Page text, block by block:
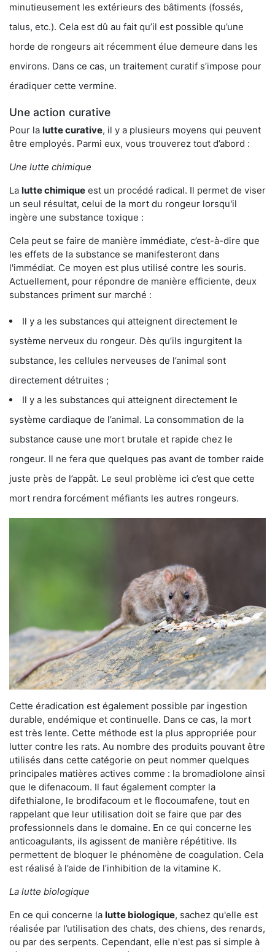
minutieusement les extérieurs des bâtiments (fossés,
talus, etc.). Cela est dû au fait qu’il est possible qu’une
horde de rongeurs ait récemment élue demeure dans les
environs. Dans ce cas, un traitement curatif s’impose pour
éradiquer cette vermine.
Une action curative
Pour la lutte curative, il y a plusieurs moyens qui peuvent
être employés. Parmi eux, vous trouverez tout d’abord :
Une lutte chimique
La lutte chimique est un procédé radical. Il permet de viser
un seul résultat, celui de la mort du rongeur lorsqu'il
ingère une substance toxique :
Cela peut se faire de manière immédiate, c’est-à-dire que
les effets de la substance se manifesteront dans
l'immédiat. Ce moyen est plus utilisé contre les souris.
Actuellement, pour répondre de manière efficiente, deux
substances priment sur marché :
Il y a les substances qui atteignent directement le
système nerveux du rongeur. Dès qu’ils ingurgitent la
substance, les cellules nerveuses de l’animal sont
directement détruites ;
Il y a les substances qui atteignent directement le
système cardiaque de l’animal. La consommation de la
substance cause une mort brutale et rapide chez le
rongeur. Il ne fera que quelques pas avant de tomber raide
juste près de l’appât. Le seul problème ici c’est que cette
mort rendra forcément méfiants les autres rongeurs.
Cette éradication est également possible par ingestion
durable, endémique et continuelle. Dans ce cas, la mort
est très lente. Cette méthode est la plus appropriée pour
lutter contre les rats. Au nombre des produits pouvant être
utilisés dans cette catégorie on peut nommer quelques
principales matières actives comme : la bromadiolone ainsi
que le difenacoum. Il faut également compter la
difethialone, le brodifacoum et le flocoumafene, tout en
rappelant que leur utilisation doit se faire que par des
professionnels dans le domaine. En ce qui concerne les
anticoagulants, ils agissent de manière répétitive. Ils
permettent de bloquer le phénomène de coagulation. Cela
est réalisé à l’aide de l’inhibition de la vitamine K.
La lutte biologique
En ce qui concerne la lutte biologique, sachez qu'elle est
réalisée par l’utilisation des chats, des chiens, des renards,
ou par des serpents. Cependant, elle n'est pas si simple à